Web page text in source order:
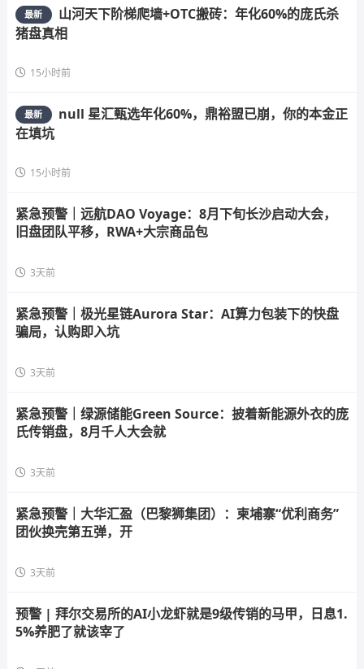
最新
山河天下阶梯爬墙+OTC搬砖：年化60%的庞氏杀
猪盘真相
15小时前
最新
null 星汇甄选年化60%，鼎裕盟已崩，你的本金正
在填坑
15小时前
紧急预警｜远航DAO Voyage：8月下旬长沙启动大会，
旧盘团队平移，RWA+大宗商品包
3天前
紧急预警｜极光星链Aurora Star：AI算力包装下的快盘
骗局，认购即入坑
3天前
紧急预警｜绿源储能Green Source：披着新能源外衣的庞
氏传销盘，8月千人大会就
3天前
紧急预警｜大华汇盈（巴黎狮集团）：柬埔寨“优利商务”
团伙换壳第五弹，开
3天前
预警 | 拜尔交易所的AI小龙虾就是9级传销的马甲，日息1.
5%养肥了就该宰了